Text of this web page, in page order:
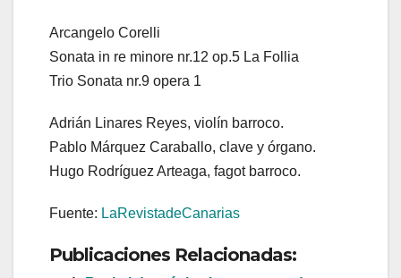
Arcangelo Corelli
Sonata in re minore nr.12 op.5 La Follia
Trio Sonata nr.9 opera 1
Adrián Linares Reyes, violín barroco.
Pablo Márquez Caraballo, clave y órgano.
Hugo Rodríguez Arteaga, fagot barroco.
Fuente: LaRevistadeCanarias
Publicaciones Relacionadas: